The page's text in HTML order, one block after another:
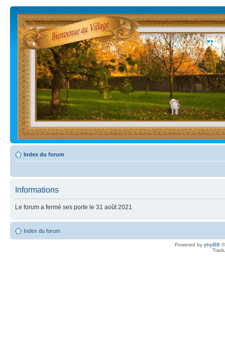
Index du forum
Informations
Le forum a fermé ses porte le 31 août 2021
Index du forum
Powered by phpBB